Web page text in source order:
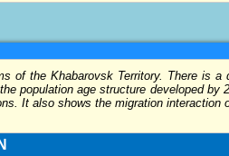
of the Khabarovsk Territory. There is
population age structure developed
It also shows the migration